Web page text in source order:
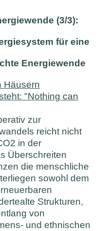
(3/3):
für eine
Energiewende
zur
reicht nicht
in der
Überschreiten
die menschliche
sowohl dem
Strukturen,
von
und ethnischen